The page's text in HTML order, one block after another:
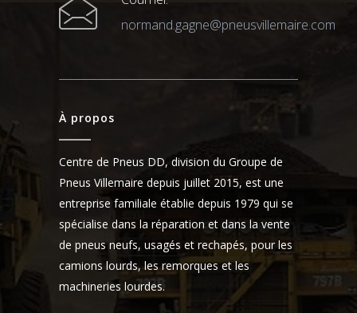
normand.gagne@pneusvillemaire.com
À propos
Centre de Pneus DD, division du Groupe de
Pneus Villemaire depuis juillet 2015, est une
entreprise familiale établie depuis 1979 qui se
spécialise dans la réparation et dans la vente
de pneus neufs, usagés et rechapés, pour les
camions lourds, les remorques et les
machineries lourdes.